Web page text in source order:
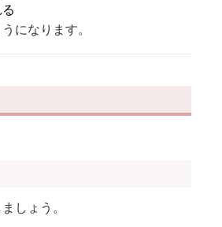
になります。
しょう。